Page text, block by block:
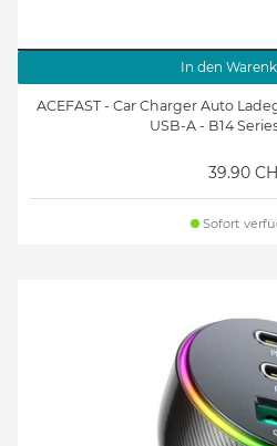
In den
ACEFAST - Car Charger Auto
USB-A - B14
39.90
Sofort